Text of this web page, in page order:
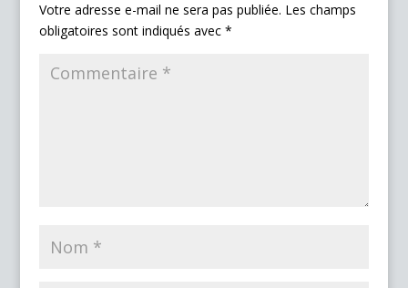
Votre adresse e-mail ne sera pas publiée. Les champs
obligatoires sont indiqués avec *